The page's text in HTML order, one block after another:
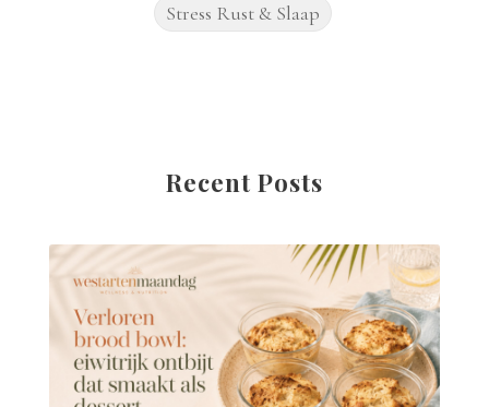
Stress Rust & Slaap
Recent Posts